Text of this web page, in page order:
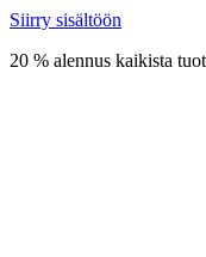
Siirry sisältöön
20 % alennus kaikista